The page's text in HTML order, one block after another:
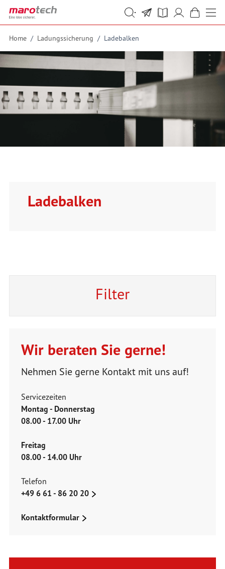
Skip to Content
Suche
Suche
Home / Ladungssicherung / Ladebalken
Ladebalken
Filter
Wir beraten Sie gerne!
Nehmen Sie gerne Kontakt mit uns auf!
Servicezeiten
Montag - Donnerstag
08.00 - 17.00 Uhr
Freitag
08.00 - 14.00 Uhr
Telefon
+49 6 61 - 86 20 20
Kontaktformular